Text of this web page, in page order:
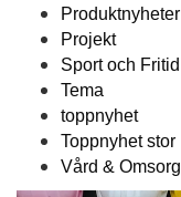
Produktnyheter
Projekt
Sport och Fritid
Tema
toppnyhet
Toppnyhet stor
Vård & Omsorg